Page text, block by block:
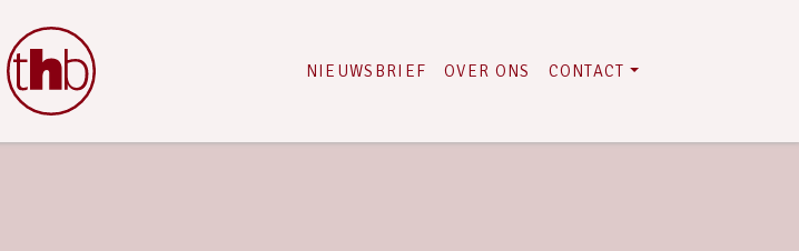
NIEUWSBRIEF OVER ONS CONTACT